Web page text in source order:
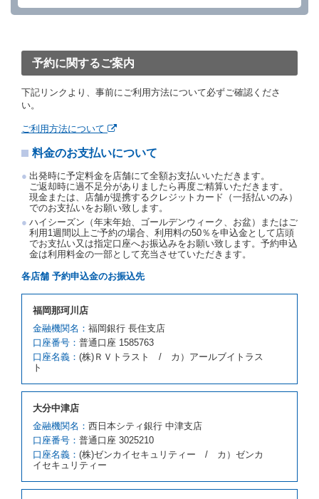
を１時間以上経過してもレンタカー貸渡契約（以下
約取消手数料を当社に支払うものとし、当社は、この
予約取消手数料の支払いがあったときは、受領済の予
約申込金を借受人に返還するものとします。
当社の都合により、予約が取り消されたとき、又は貸
約申込金を返還するものとします。
若しくは当社のいずれの責にもよらない事由により貸
たものとします。この場合、当社は受領済の予約申込
金を返還するものとします。
第５条（代替レンタカー）
当社は、借受人から予約のあった車種クラスのレンタ
カーを貸し渡すことができないときは、予約と異なる
車種クラスのレンタカー（以下「代替レンタカー」と
いいます。）の貸渡しを申し入れることができるもの
とします。
借受人が前項の申入れを承諾したときは、当社は車種
クラスを除き予約時と同一の借受条件でレンタカー提
携先の代替レンタカーを貸し渡すものとします。な
お、代替レンタカーの貸渡料金が予約された車種クラ
スの貸渡料金より高くなるときは、予約した車種クラ
スの貸渡料金によるものとし、予約された車種クラス
の車種クラスの貸渡料金によるものとします。
借受人は、第１項の代替レンタカーの貸渡しの申入れ
を拒絶し、予約を取り消すことができるものとしま
す。
前項の場合、第１項の貸渡しをすることができない原
因が、当社の責に帰する事由によるときには第４条第
４項の予約の取消しとして取り扱い、当社は受領済の
予約申込金を返還するものとします。
予約に関するご案内
下記リンクより、事前にご利用方法について必ずご確認くださ
い。
ご利用方法について
料金のお支払いについて
出発時に予定料金を店舗にて全額お支払いいただきます。
ご返却時に過不足分がありましたら再度ご精算いただきます。
現金または、店舗が提携するクレジットカード（一括払いのみ）
でのお支払いをお願い致します。
ハイシーズン（年末年始、ゴールデンウィーク、お盆）またはご
利用1週間以上ご予約の場合、利用料の50％を申込金として店頭
でお支払い又は指定口座へお振込みをお願い致します。予約申込
金は利用料金の一部として充当させていただきます。
各店舗 予約申込金のお振込先
福岡那珂川店
金融機関名： 福岡銀行 長住支店
口座番号： 普通口座 1585763
口座名義： (株)ＲＶトラスト / カ）アールブイトラス
ト
大分中津店
金融機関名： 西日本シティ銀行 中津支店
口座番号： 普通口座 3025210
口座名義： (株)ゼンカイセキュリティー / カ）ゼンカ
イセキュリティー